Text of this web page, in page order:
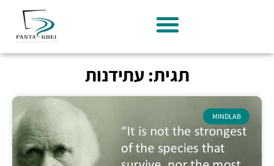
תגית: עתידנות
MINDLAB